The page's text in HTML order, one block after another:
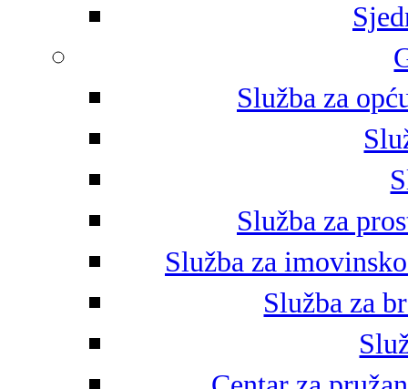
Služba za
Služba za
Služba za
Služba za